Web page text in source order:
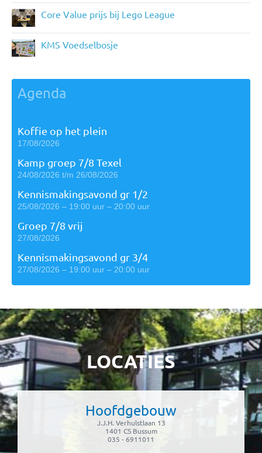
Core Value prijs bij Lego League
KMS Voedselbosje
Agenda
Koffie op het plein
17/08/2026
Kamp groep 7/8 Texel
24/08/2026 t/m 26/08/2026
Kennismakingsavond gr 1/2
25/08/2026 – 19:00 uur – 20:00 uur
Groep 7/8 vrij
27/08/2026
Kennismakingsavond gr 3/4
27/08/2026 – 19:00 uur – 20:00 uur
LOCATIES
Hoofdgebouw
J.J.H. Verhulstlaan 13
1401 CS Bussum
035 - 6911011